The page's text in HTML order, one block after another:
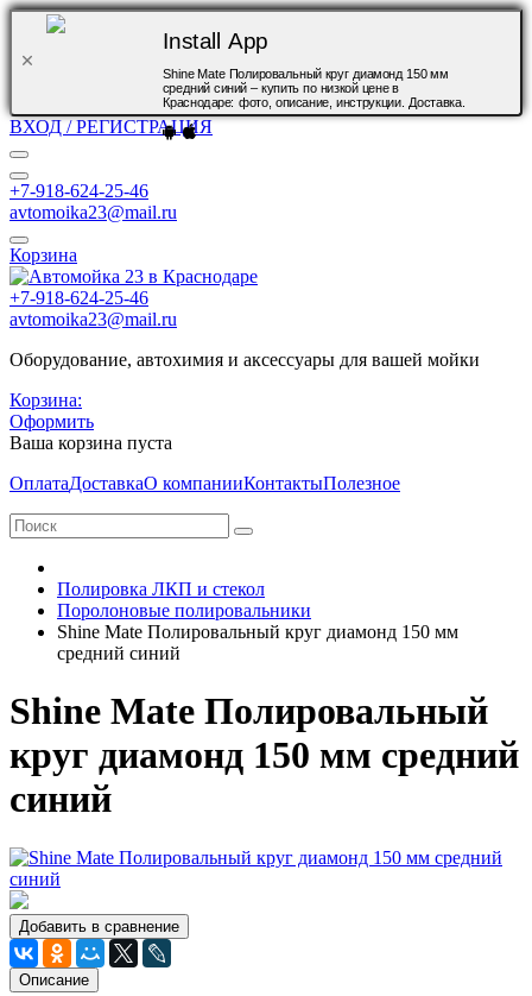
Install App
Shine Mate Полировальный круг диамонд 150 мм
средний синий – купить по низкой цене в
Краснодаре: фото, описание, инструкции. Доставка.
ВХОД / РЕГИСТРАЦИЯ
+7-918-624-25-46
avtomoika23@mail.ru
Корзина
+7-918-624-25-46
avtomoika23@mail.ru
Оборудование, автохимия и аксессуары для вашей мойки
Корзина:
Оформить
Ваша корзина пуста
ОплатаДоставкаО компанииКонтактыПолезное
Полировка ЛКП и стекол
Поролоновые полировальники
Shine Mate Полировальный круг диамонд 150 мм
средний синий
Shine Mate Полировальный
круг диамонд 150 мм средний
синий
Добавить в сравнение
Описание